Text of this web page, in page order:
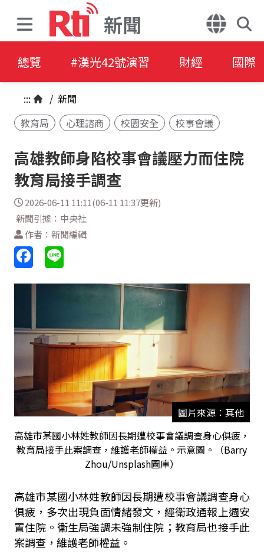
新聞
總覽 #漢光42號演習 財經 國際
::: / 新聞
教育局
心理諮商 校園安全 校事會議
高雄教師身陷校事會議壓力而住院
教育局接手調查
2026-06-11 11:11(06-11 11:37更新)
新聞引據：中央社
作者：新聞編輯
圖片來源：其他
高雄市某國小林姓教師因長期遭校事會議調查身心俱疲，
教育局接手此案調查，維護老師權益。示意圖。（Barry
Zhou/Unsplash圖庫）
高雄市某國小林姓教師因長期遭校事會議調查身心
俱疲，多次出現負面情緒發文，經衛政通報上週安
置住院。衛生局強調未強制住院；教育局也接手此
案調查，維護老師權益。